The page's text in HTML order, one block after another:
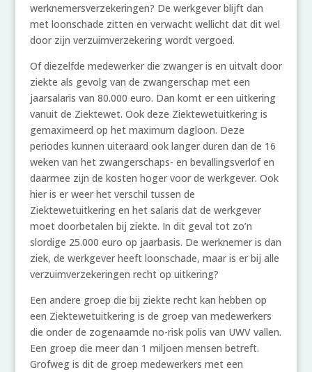
werknemersverzekeringen? De werkgever blijft dan
met loonschade zitten en verwacht wellicht dat dit wel
door zijn verzuimverzekering wordt vergoed.
Of diezelfde medewerker die zwanger is en uitvalt door
ziekte als gevolg van de zwangerschap met een
jaarsalaris van 80.000 euro. Dan komt er een uitkering
vanuit de Ziektewet. Ook deze Ziektewetuitkering is
gemaximeerd op het maximum dagloon. Deze
periodes kunnen uiteraard ook langer duren dan de 16
weken van het zwangerschaps- en bevallingsverlof en
daarmee zijn de kosten hoger voor de werkgever. Ook
hier is er weer het verschil tussen de
Ziektewetuitkering en het salaris dat de werkgever
moet doorbetalen bij ziekte. In dit geval tot zo’n
slordige 25.000 euro op jaarbasis. De werknemer is dan
ziek, de werkgever heeft loonschade, maar is er bij alle
verzuimverzekeringen recht op uitkering?
Een andere groep die bij ziekte recht kan hebben op
een Ziektewetuitkering is de groep van medewerkers
die onder de zogenaamde no-risk polis van UWV vallen.
Een groep die meer dan 1 miljoen mensen betreft.
Grofweg is dit de groep medewerkers met een